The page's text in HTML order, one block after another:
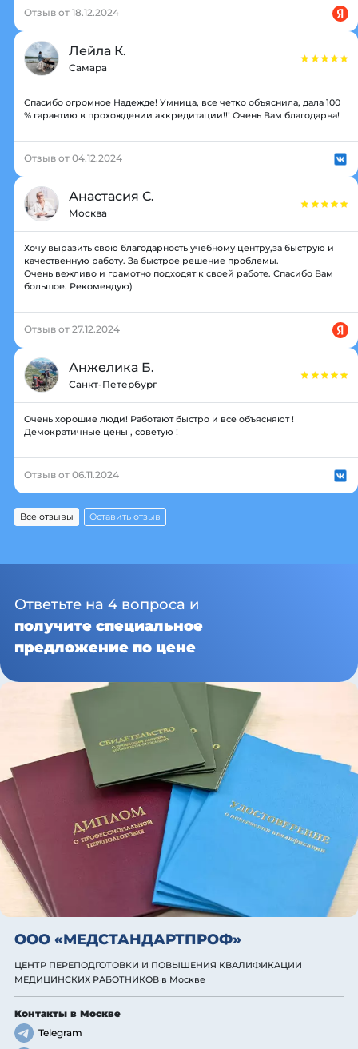
Отзыв от 18.12.2024
Лейла К.
Самара
Спасибо огромное Надежде! Умница, все четко объяснила, дала 100
% гарантию в прохождении аккредитации!!! Очень Вам благодарна!
Отзыв от 04.12.2024
Анастасия С.
Москва
Хочу выразить свою благодарность учебному центру,за быструю и
качественную работу. За быстрое решение проблемы.
Очень вежливо и грамотно подходят к своей работе. Спасибо Вам
большое. Рекомендую)
Отзыв от 27.12.2024
Анжелика Б.
Санкт-Петербург
Очень хорошие люди! Работают быстро и все объясняют !
Демократичные цены , советую !
Отзыв от 06.11.2024
Все отзывы Оставить отзыв
Ответьте на 4 вопроса и
получите специальное
предложение по цене
ООО «МЕДСТАНДАРТПРОФ»
ЦЕНТР ПЕРЕПОДГОТОВКИ И ПОВЫШЕНИЯ КВАЛИФИКАЦИИ
МЕДИЦИНСКИХ РАБОТНИКОВ в Москве
Контакты в Москве
Telegram